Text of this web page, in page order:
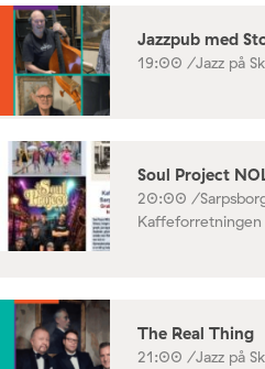
Jazzpub med
19:00 /Jazz på
Soul Project
20:00 /
Kaffeforretningen
The Real Thing
21:00 /Jazz på